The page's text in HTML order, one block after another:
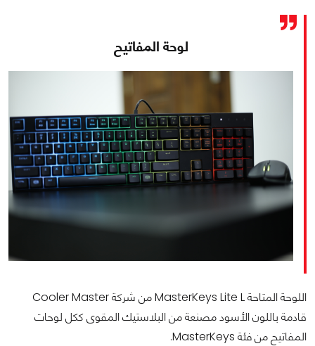
لوحة المفاتيح
اللوحة المتاحة MasterKeys Lite L من شركة Cooler Master
قادمة باللون الأسود مصنعة من البلاستيك المقوى ككل لوحات
المفاتيح من فئة MasterKeys.